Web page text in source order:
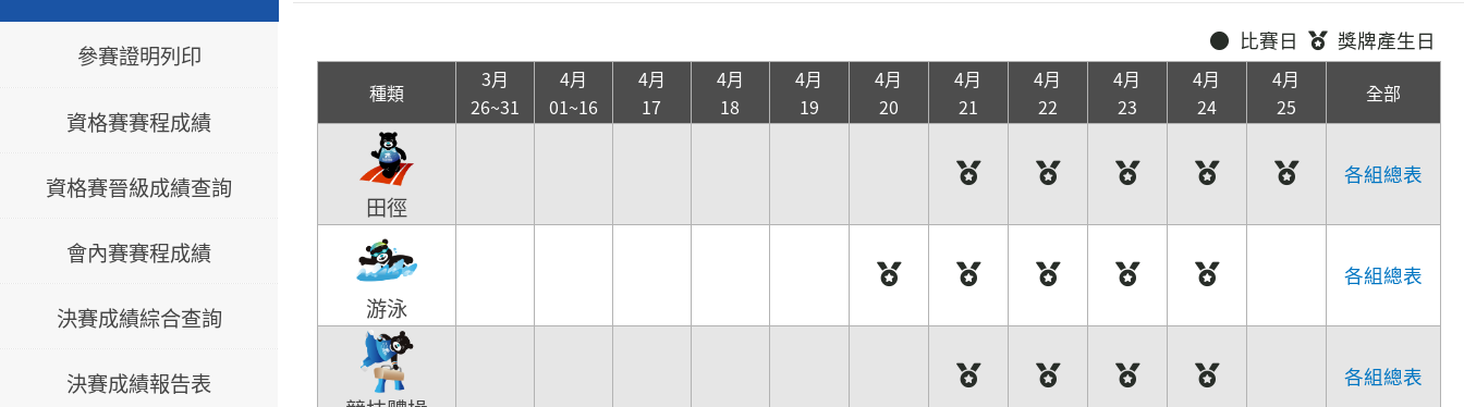
參賽證明列印
資格賽賽程成績
資格賽晉級成績查詢
會內賽賽程成績
決賽成績綜合查詢
決賽成績報告表
比賽日 獎牌產生日
種類
3月
26~31
4月
01~16
4月
17
4月
18
4月
19
4月
20
4月
21
4月
22
4月
23
4月
24
4月
25
全部
田徑
各組總表
游泳
各組總表
各組總表